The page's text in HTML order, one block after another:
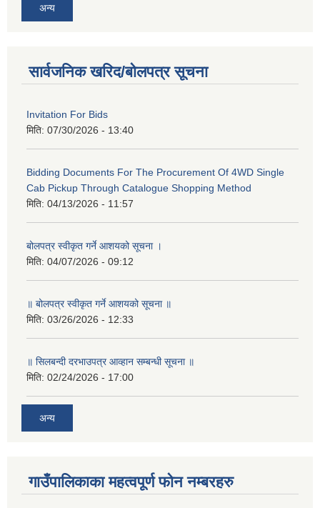
अन्य
सार्वजनिक खरिद/बोलपत्र सूचना
Invitation For Bids
मिति: 07/30/2026 - 13:40
Bidding Documents For The Procurement Of 4WD Single
Cab Pickup Through Catalogue Shopping Method
मिति: 04/13/2026 - 11:57
बोलपत्र स्वीकृत गर्ने आशयको सूचना ।
मिति: 04/07/2026 - 09:12
॥ बोलपत्र स्वीकृत गर्ने आशयको सूचना ॥
मिति: 03/26/2026 - 12:33
॥ सिलबन्दी दरभाउपत्र आव्हान सम्बन्धी सूचना ॥
मिति: 02/24/2026 - 17:00
अन्य
गाउँपालिकाका महत्वपूर्ण फोन नम्बरहरु